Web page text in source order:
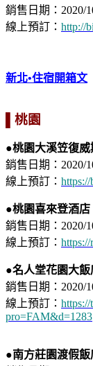
銷售日期：2020/
​線上預訂： http://
新北•住宿開箱文
▌桃園
●桃園大溪笠復
銷售日期：2020/
線上預訂：
●桃園喜來登酒店
銷售日期：2020/
線上預訂：
●名人堂花園大飯
銷售日期：2020/
線上預訂：
pro=FAM&d=1283
●南方莊園渡假飯